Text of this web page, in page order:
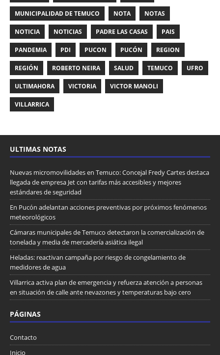
MUNICIPALIDAD DE TEMUCO NOTA NOTAS
NOTICIA NOTICIAS PADRE LAS CASAS PAIS
PANDEMIA PDI PUCON PUCÓN REGION
REGIÓN ROBERTO NEIRA SALUD TEMUCO UFRO
ULTIMAHORA VICTORIA VICTOR MANOLI
VILLARRICA
ULTIMAS NOTAS
Nuevas micromovilidades en Temuco: Concejal Fredy Cartes destaca
llegada de empresa Jet con tarifas más accesibles y mejores
estándares de seguridad
En Pucón adelantan acciones preventivas por próximos fenómenos
meteorológicos
Cámaras municipales de Temuco detectaron la comercialización de
tonelada y media de mercadería asiática ilegal
Heladas: reactivan campaña por riesgo de congelamiento de
medidores de agua
Villarrica activa plan de emergencia y refuerza atención a personas
en situación de calle ante nevazones y temperaturas bajo cero
PÁGINAS
Contacto
Inicio